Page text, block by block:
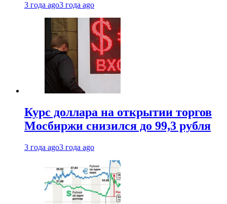
3 года ago3 года ago
Курс доллара на открытии торгов
Мосбиржи снизился до 99,3 рубля
3 года ago3 года ago